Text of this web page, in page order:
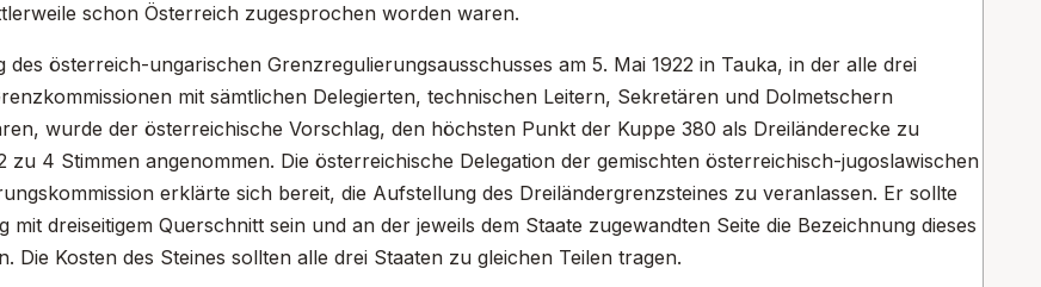
schon Österreich zugesprochen worden waren.
des österreich-ungarischen Grenzregulierungsausschusses am 5. Mai 1922 in Tauka, in der alle drei
mit sämtlichen Delegierten, technischen Leitern, Sekretären und Dolmetschern
wurde der österreichische Vorschlag, den höchsten Punkt der Kuppe 380 als Dreiländerecke zu
zu 4 Stimmen angenommen. Die österreichische Delegation der gemischten österreichisch-jugoslawischen
erklärte sich bereit, die Aufstellung des Dreiländergrenzsteines zu veranlassen. Er sollte
mit dreiseitigem Querschnitt sein und an der jeweils dem Staate zugewandten Seite die Bezeichnung dieses
Die Kosten des Steines sollten alle drei Staaten zu gleichen Teilen tragen.